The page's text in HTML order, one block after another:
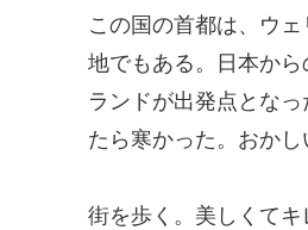
この国の首都は、ウ
地でもある。日本か
ランドが出発点とな
たら寒かった。おかし
街を歩く。美しくて